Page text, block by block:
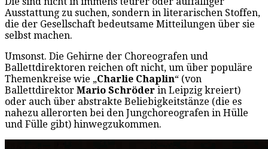
Ausstattung zu suchen, sondern in literarischen Stoffen,
die der Gesellschaft bedeutsame Mitteilungen über sie
selbst machen.
Umsonst. Die Gehirne der Choreografen und
Ballettdirektoren reichen oft nicht, um über populäre
Themenkreise wie „Charlie Chaplin“ (von
Ballettdirektor Mario Schröder in Leipzig kreiert)
oder auch über abstrakte Beliebigkeitstänze (die es
nahezu allerorten bei den Jungchoreografen in Hülle
und Fülle gibt) hinwegzukommen.